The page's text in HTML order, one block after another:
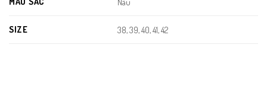
SIZE 38, 39, 40, 41, 42